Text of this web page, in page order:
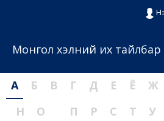
Монгол хэлний их тайлбар
А Б В Г Д Е Ё Ж
Н
О П Р С Т У